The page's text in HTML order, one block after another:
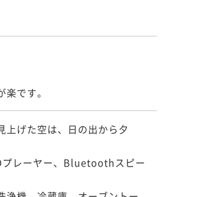
です。
上げた空は、日の出から夕
プレーヤー、Bluetoothスピー